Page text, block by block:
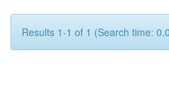
Results 1-1 of 1 (Search time: